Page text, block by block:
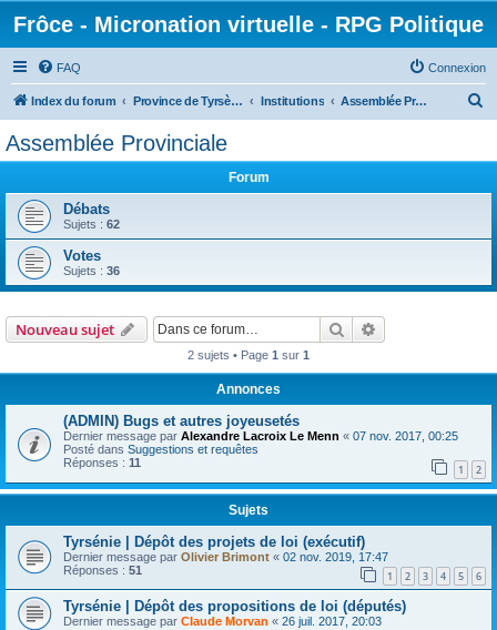
Frôce - Micronation virtuelle - RPG Politique
FAQ Connexion
Index du forum Province de Tyrsènie Institutions Assemblée Provinciale
h
Assemblée Provinciale
Forum
Débats
Sujets : 62
Votes
Sujets : 36
Nouveau sujet Rechercher
2 sujets • Page 1 sur 1
Annonces
(ADMIN) Bugs et autres joyeusetés
Dernier message par Alexandre Lacroix Le Menn « 07 nov. 2017, 00:25
Posté dans Suggestions et requêtes
Réponses : 11 1 2
Sujets
Tyrsénie | Dépôt des projets de loi (exécutif)
Dernier message par Olivier Brimont « 02 nov. 2019, 17:47
Réponses : 51 1 2 3 4 5 6
Tyrsénie | Dépôt des propositions de loi (députés)
Dernier message par Claude Morvan « 26 juil. 2017, 20:03